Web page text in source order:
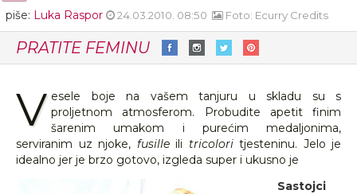
piše: Luka Raspor 24.03.2010. 08:50 Foto: Ecurry Credits
PRATITE FEMINU
V esele boje na vašem tanjuru u skladu su s
proljetnom atmosferom. Probudite apetit finim
šarenim umakom i purećim medaljonima,
serviranim uz njoke, fusilleili tricoloritjesteninu. Jelo je
idealno jer je brzo gotovo, izgleda super i ukusno je
Sastojci